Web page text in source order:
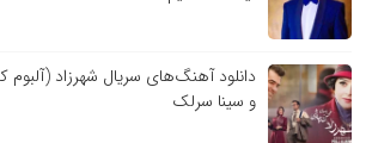
دانلود آهنگ‌های سریال شهرزاد
و سینا سرلک